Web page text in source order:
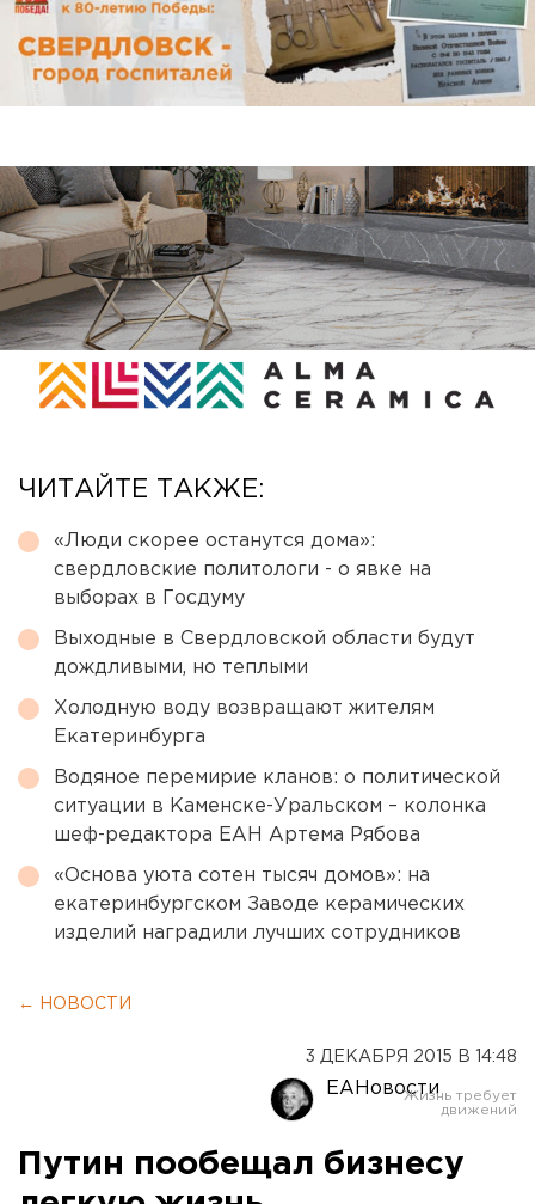
ЧИТАЙТЕ ТАКЖЕ:
«Люди скорее останутся дома»:
свердловские политологи - о явке на
выборах в Госдуму
Выходные в Свердловской области будут
дождливыми, но теплыми
Холодную воду возвращают жителям
Екатеринбурга
Водяное перемирие кланов: о политической
ситуации в Каменске-Уральском – колонка
шеф-редактора ЕАН Артема Рябова
«Основа уюта сотен тысяч домов»: на
екатеринбургском Заводе керамических
изделий наградили лучших сотрудников
← НОВОСТИ
3 ДЕКАБРЯ 2015 В 14:48
ЕАНовости
Путин пообещал бизнесу